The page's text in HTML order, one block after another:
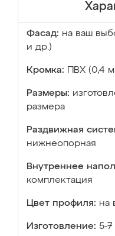
Фасад: на ваш
и др.)
Кромка: ПВХ (0,4
Размеры:
размера
Раздвижная
нижнеопорная
Внутреннее
комплектация
Цвет профиля: на
Изготовление: 5-